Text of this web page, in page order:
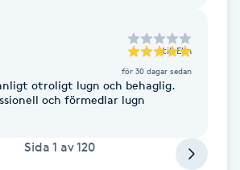
till Elin
för 30 dagar sedan
otroligt lugn och behaglig.
och förmedlar lugn
Sida 1 av120